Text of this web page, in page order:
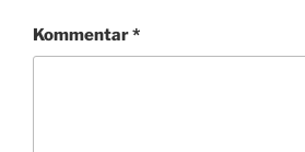
Kommentar*